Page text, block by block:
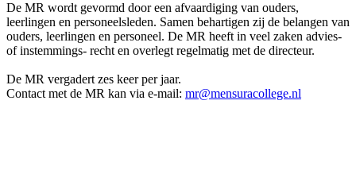
De MR wordt gevormd door een afvaardiging van ouders,
leerlingen en personeelsleden. Samen behartigen zij de belangen van
ouders, leerlingen en personeel. De MR heeft in veel zaken advies-
of instemmings- recht en overlegt regelmatig met de directeur.
De MR vergadert zes keer per jaar.
Contact met de MR kan via e-mail: mr@mensuracollege.nl